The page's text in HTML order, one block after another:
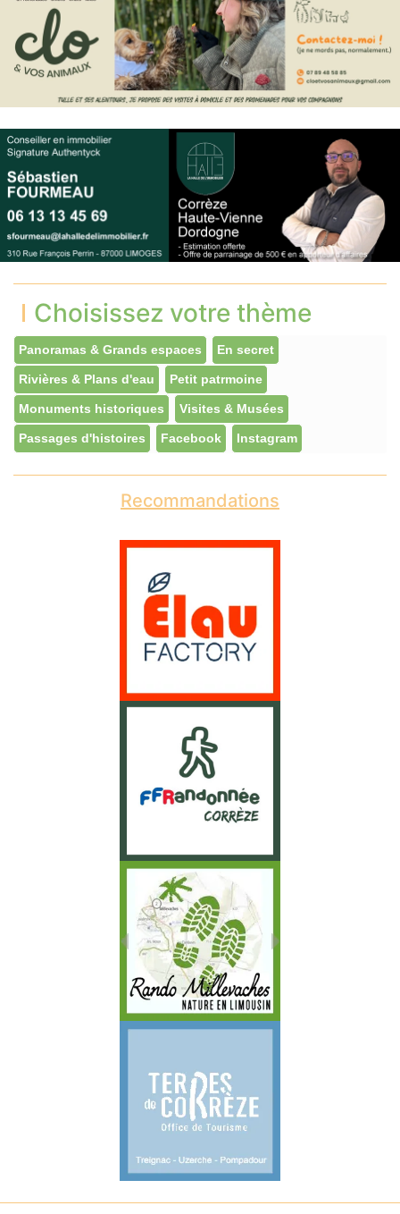
Choisissez votre thème
Panoramas & Grands espaces En secret
Rivières & Plans d'eau Petit patrmoine
Monuments historiques Visites & Musées
Passages d'histoires Facebook Instagram
Recommandations